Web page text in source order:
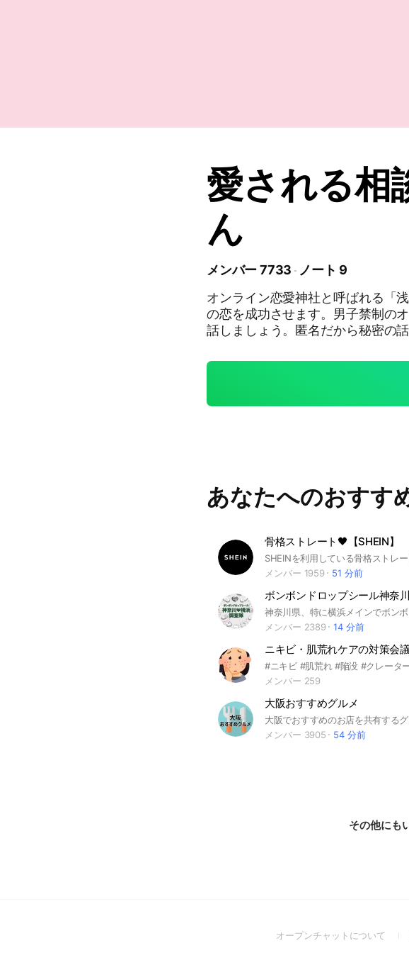
愛される相
ん
メンバー 7733
ノート 9
オンライン恋愛神社と呼ばれる「
の恋を成功させます。男子禁制の
話しましょう。匿名だから秘密の
あなたへのおすす
骨格ストレート🖤【SHEIN】
メンバー 1959
51 分前
メンバー 2389
14 分前
ニキビ・肌荒れケアの対策会
メンバー 259
大阪おすすめグルメ
メンバー 3905
54 分前
その他にも
オープンチャットについて